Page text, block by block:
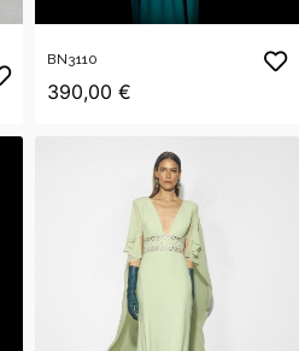
BN3110
390,00 €